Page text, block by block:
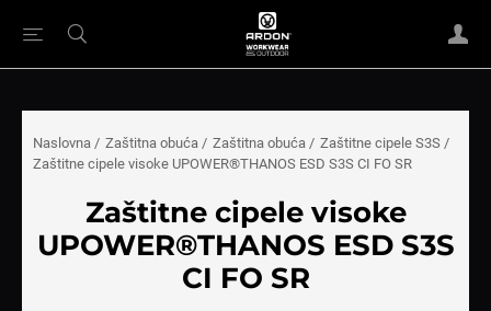
Naslovna / Zaštitna obuća / Zaštitna obuća / Zaštitne cipele S3S /
Zaštitne cipele visoke UPOWER®THANOS ESD S3S CI FO SR
Zaštitne cipele visoke
UPOWER®THANOS ESD S3S
CI FO SR